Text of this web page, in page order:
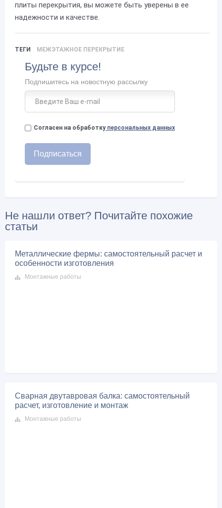
плиты перекрытия, вы можете быть уверены в ее
надежности и качестве.
ТЕГИ МЕЖЭТАЖНОЕ ПЕРЕКРЫТИЕ
Будьте в курсе!
Подпишитесь на новостную рассылку
Согласен на обработкуперсональных данных
Не нашли ответ? Почитайте похожие
статьи
Металлические фермы: самостоятельный расчет и
особенности изготовления
Монтажные работы
Сварная двутавровая балка: самостоятельный
расчет, изготовление и монтаж
Монтажные работы